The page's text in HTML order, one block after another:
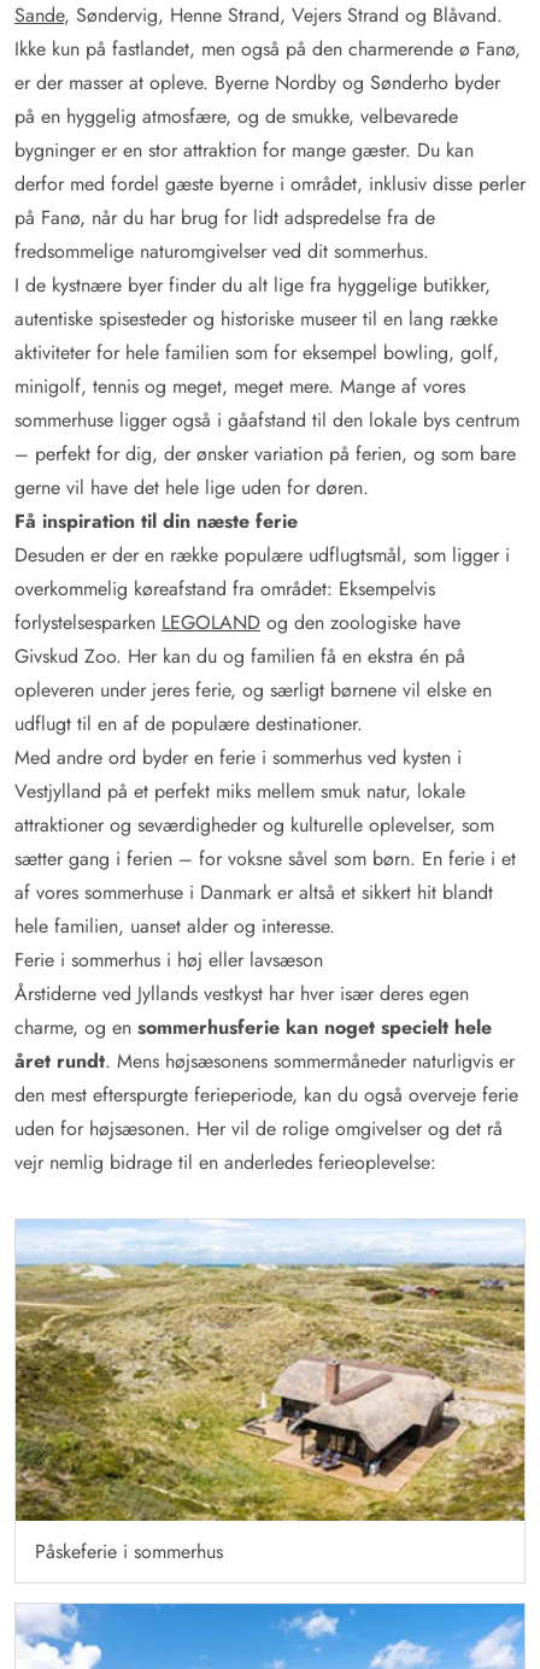
Sande, Søndervig, Henne Strand, Vejers Strand og Blåvand.
Ikke kun på fastlandet, men også på den charmerende ø Fanø,
er der masser at opleve. Byerne Nordby og Sønderho byder
på en hyggelig atmosfære, og de smukke, velbevarede
bygninger er en stor attraktion for mange gæster. Du kan
derfor med fordel gæste byerne i området, inklusiv disse perler
på Fanø, når du har brug for lidt adspredelse fra de
fredsommelige naturomgivelser ved dit sommerhus.
I de kystnære byer finder du alt lige fra hyggelige butikker,
autentiske spisesteder og historiske museer til en lang række
aktiviteter for hele familien som for eksempel bowling, golf,
minigolf, tennis og meget, meget mere. Mange af vores
sommerhuse ligger også i gåafstand til den lokale bys centrum
– perfekt for dig, der ønsker variation på ferien, og som bare
gerne vil have det hele lige uden for døren.
Få inspiration til din næste ferie
Desuden er der en række populære udflugtsmål, som ligger i
overkommelig køreafstand fra området: Eksempelvis
forlystelsesparken LEGOLAND og den zoologiske have
Givskud Zoo. Her kan du og familien få en ekstra én på
opleveren under jeres ferie, og særligt børnene vil elske en
udflugt til en af de populære destinationer.
Med andre ord byder en ferie i sommerhus ved kysten i
Vestjylland på et perfekt miks mellem smuk natur, lokale
attraktioner og seværdigheder og kulturelle oplevelser, som
sætter gang i ferien – for voksne såvel som børn. En ferie i et
af vores sommerhuse i Danmark er altså et sikkert hit blandt
hele familien, uanset alder og interesse.
Ferie i sommerhus i høj eller lavsæson
Årstiderne ved Jyllands vestkyst har hver især deres egen
charme, og en sommerhusferie kan noget specielt hele
året rundt. Mens højsæsonens sommermåneder naturligvis er
den mest efterspurgte ferieperiode, kan du også overveje ferie
uden for højsæsonen. Her vil de rolige omgivelser og det rå
vejr nemlig bidrage til en anderledes ferieoplevelse:
Påskeferie i sommerhus